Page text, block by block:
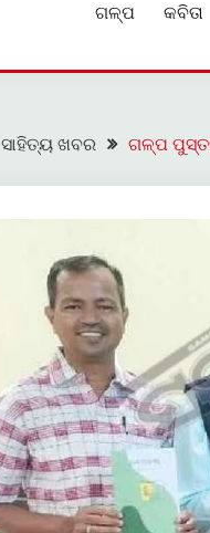
ଗଳ୍ପ କବିତା
ସାହିତ୍ୟ ଖବର ଗଳ୍ପ